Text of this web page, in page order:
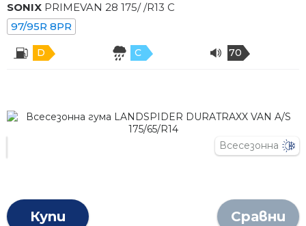
SONIX PRIMEVAN 28 175/ /R13 C
97/95R 8PR
D C 70
Всесезонна
Купи Сравни